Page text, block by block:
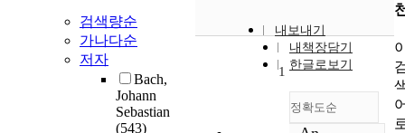
검색량순
가나다순
저자
Bach,
Johann
Sebastian
(543)
내보내기
내책장담기
한글로보기
정확도순
1